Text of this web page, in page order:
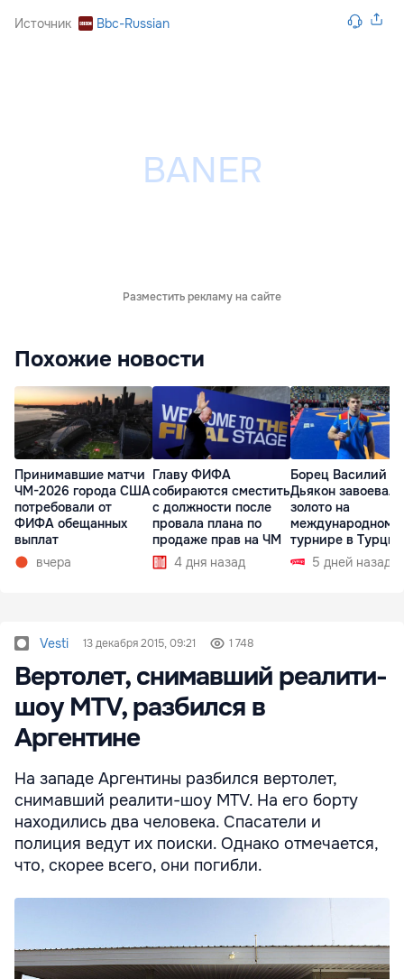
Источник Bbc-Russian
Разместить рекламу на сайте
Похожие новости
Принимавшие матчи
ЧМ-2026 города США
потребовали от
ФИФА обещанных
выплат
вчера
Главу ФИФА
собираются сместить
с должности после
провала плана по
продаже прав на ЧМ
4 дня назад
Борец Василий
Дьякон завоевал
золото на
международном
турнире в Турции
5 дней назад
Vesti 13 декабря 2015, 09:21 1 748
Вертолет, снимавший реалити-
шоу MTV, разбился в
Аргентине
На западе Аргентины разбился вертолет,
снимавший реалити-шоу MTV. На его борту
находились два человека. Спасатели и
полиция ведут их поиски. Однако отмечается,
что, скорее всего, они погибли.